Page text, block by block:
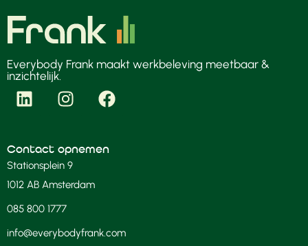
Everybody Frank maakt werkbeleving meetbaar &
inzichtelijk.
Contact opnemen
Stationsplein 9
1012 AB Amsterdam
085 800 1777
info@everybodyfrank.com